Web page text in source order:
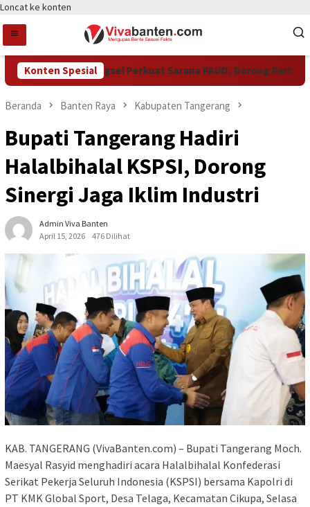
Loncat ke konten
Konten Spesial
Pemkot Tangsel Perkuat Sarana PAUD, Dorong Partisipasi
Beranda Banten Raya Kabupaten Tangerang
Bupati Tangerang Hadiri
Halalbihalal KSPSI, Dorong
Sinergi Jaga Iklim Industri
Admin Viva Banten
April 15, 2026
476 Dilihat
KAB. TANGERANG (VivaBanten.com) – Bupati Tangerang Moch.
Maesyal Rasyid menghadiri acara Halalbihalal Konfederasi
Serikat Pekerja Seluruh Indonesia (KSPSI) bersama Kapolri di
PT KMK Global Sport, Desa Telaga, Kecamatan Cikupa, Selasa